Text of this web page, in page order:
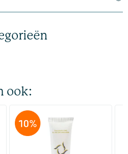
ook:
Progesterine Menopauzale
Crème bundel